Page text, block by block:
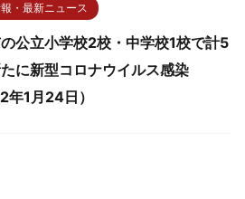
・最新ニュース
公立小学校2校・中学校1校で計5
に新型コロナウイルス感染
年1月24日）